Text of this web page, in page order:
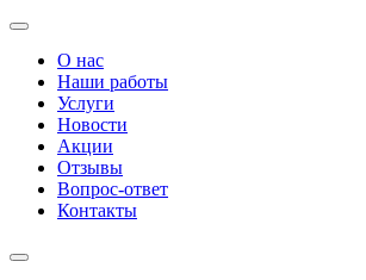
О нас
Наши работы
Услуги
Новости
Акции
Отзывы
Вопрос-ответ
Контакты